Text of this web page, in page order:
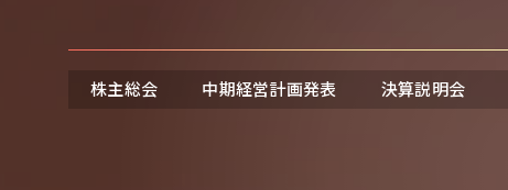
株主総会 中期経営計画発表 決算説明会